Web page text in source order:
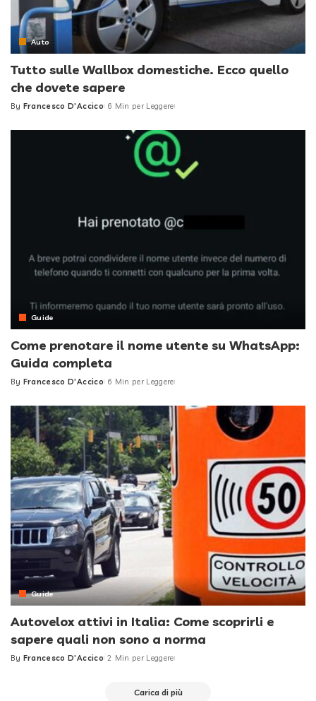
Auto
Tutto sulle Wallbox domestiche. Ecco quello
che dovete sapere
Posted
By Francesco D'Accico 6 Min per Leggere
Guide
Come prenotare il nome utente su WhatsApp:
Guida completa
Posted
By Francesco D'Accico 6 Min per Leggere
Guide
Autovelox attivi in Italia: Come scoprirli e
sapere quali non sono a norma
Posted
By Francesco D'Accico 2 Min per Leggere
Carica di più